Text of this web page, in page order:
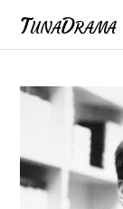
TunaDrama